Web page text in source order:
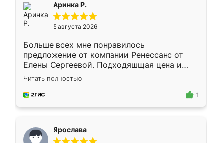
Аринка Р.
5 августа 2026
Больше всех мне понравилось
предложение от компании Ренессанс от
Елены Сергеевой. Подходяшщая цена и
короткие сроки изготовления. Приехавший
для замера сотрудник Владислав
предложил по моему эскизу самый
Читать полностью
1
Ярослава